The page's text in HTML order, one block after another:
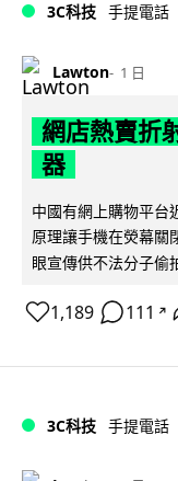
3C科技 手提電話
Lawton 1 日
網店熱賣折
器
中國有網上購物平台
原理讓手機在熒幕關
眼宣傳供不法分子偷
1,189 111 ↗
3C科技 手提電話